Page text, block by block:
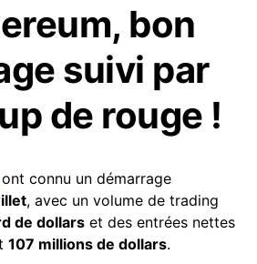
bon
suivi par
de rouge !
ont connu un démarrage
, avec un volume de trading
de dollars et des entrées nettes
107 millions de dollars.